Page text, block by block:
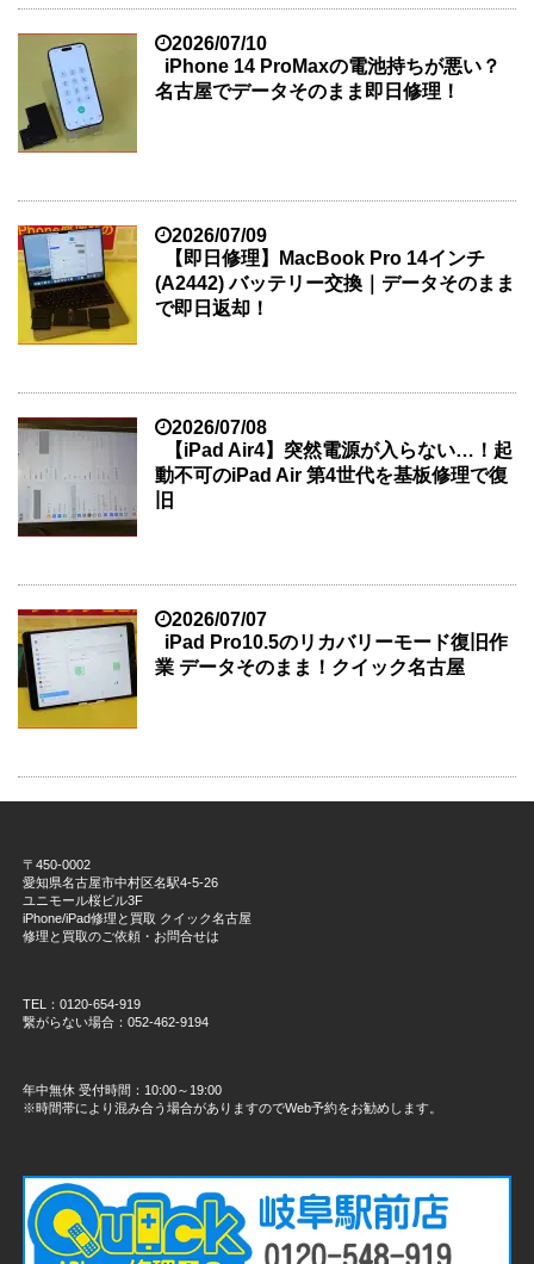
2026/07/10
iPhone 14 ProMaxの電池持ちが悪い？
名古屋でデータそのまま即日修理！
2026/07/09
【即日修理】MacBook Pro 14インチ
(A2442) バッテリー交換｜データそのまま
で即日返却！
2026/07/08
【iPad Air4】突然電源が入らない…！起
動不可のiPad Air 第4世代を基板修理で復
旧
2026/07/07
iPad Pro10.5のリカバリーモード復旧作
業 データそのまま！クイック名古屋
〒450-0002
愛知県名古屋市中村区名駅4-5-26
ユニモール桜ビル3F
iPhone/iPad修理と買取 クイック名古屋
修理と買取のご依頼・お問合せは
TEL：0120-654-919
繋がらない場合：052-462-9194
年中無休 受付時間：10:00～19:00
※時間帯により混み合う場合がありますのでWeb予約をお勧めします。